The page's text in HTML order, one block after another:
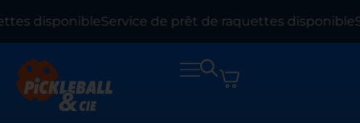
disponibleService de prêt de raquettes disponible